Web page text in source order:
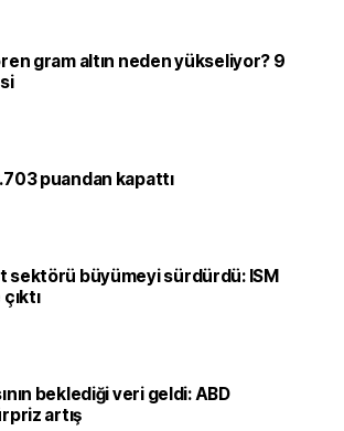
gram altın neden yükseliyor? 9
puandan kapattı
sektörü büyümeyi sürdürdü: ISM
beklediği veri geldi: ABD
artış